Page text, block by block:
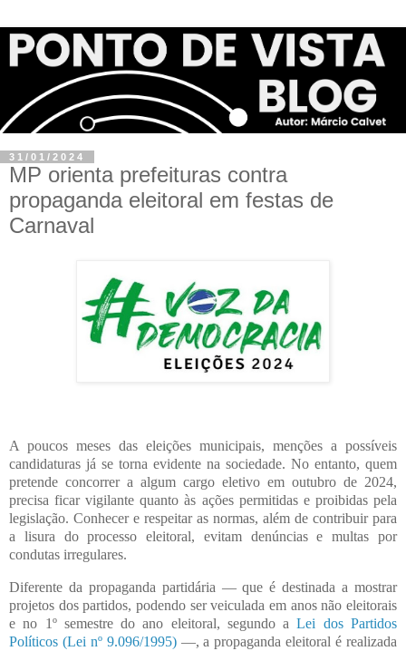
31/01/2024
MP orienta prefeituras contra
propaganda eleitoral em festas de
Carnaval
A poucos meses das eleições municipais, menções a possíveis
candidaturas já se torna evidente na sociedade. No entanto, quem
pretende concorrer a algum cargo eletivo em outubro de 2024,
precisa ficar vigilante quanto às ações permitidas e proibidas pela
legislação. Conhecer e respeitar as normas, além de contribuir para
a lisura do processo eleitoral, evitam denúncias e multas por
condutas irregulares.
Diferente da propaganda partidária — que é destinada a mostrar
projetos dos partidos, podendo ser veiculada em anos não eleitorais
e no 1º semestre do ano eleitoral, segundo aLei dos Partidos
Políticos (Lei nº 9.096/1995)—, a propaganda eleitoral é realizada